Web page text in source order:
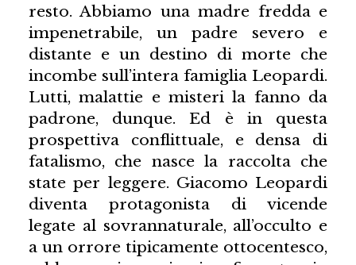
resto. Abbiamo una madre fredda e
impenetrabile, un padre severo e
distante e un destino di morte che
incombe sull’intera famiglia Leopardi.
Lutti, malattie e misteri la fanno da
padrone, dunque. Ed è in questa
prospettiva conflittuale, e densa di
fatalismo, che nasce la raccolta che
state per leggere. Giacomo Leopardi
diventa protagonista di vicende
legate al sovrannaturale, all’occulto e
a un orrore tipicamente ottocentesco,